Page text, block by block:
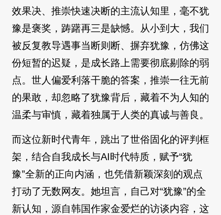
效果决、推崇快速决断的主流认知里，毫不犹
豫是褒奖，踌躇再三是缺憾。从小到大，我们
被反复教导遇事当断则断、摒弃犹豫，仿佛这
份短暂的迟疑，是成长路上需要彻底剔除的弱
点。世人偏爱利落干脆的答案，推崇一往无前
的果敢，却忽略了犹豫背后，藏着不为人知的
温柔与审慎，藏着独属于人类的真诚与善良。
而这位新时代青年，跳出了世俗固化的评判框
架，结合自我成长与AI时代特质，赋予“犹
豫”全新的正向内涵，也凭借新颖深刻的观点
打动了无数网友。她坦言，自己对“犹豫”的全
新认知，源自韩国作家金爱烂的访谈内容，这